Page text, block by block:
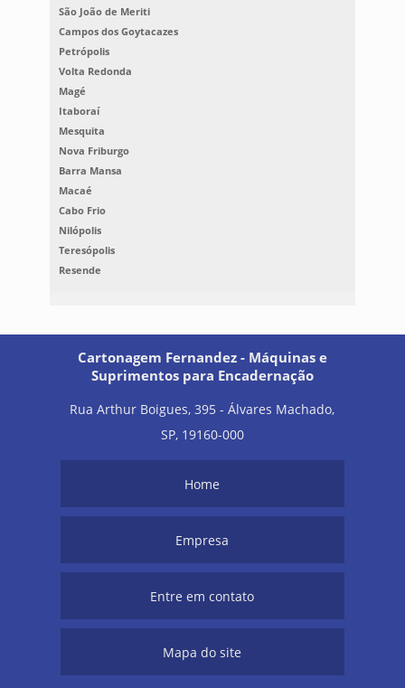
São João de Meriti
Campos dos Goytacazes
Petrópolis
Volta Redonda
Magé
Itaboraí
Mesquita
Nova Friburgo
Barra Mansa
Macaé
Cabo Frio
Nilópolis
Teresópolis
Resende
Cartonagem Fernandez - Máquinas e
Suprimentos para Encadernação
Rua Arthur Boigues, 395 - Álvares Machado,
SP, 19160-000
Home
Empresa
Entre em contato
Mapa do site